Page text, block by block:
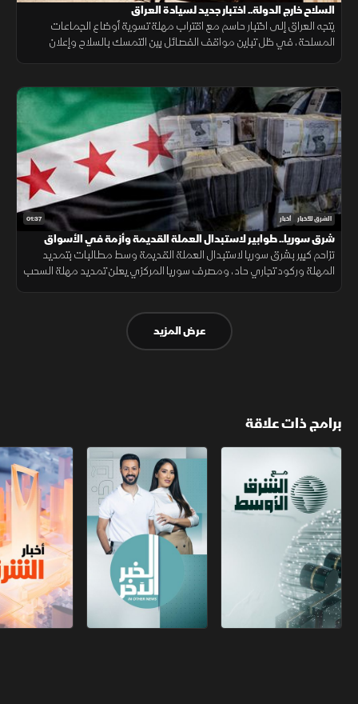
السلاح خارج الدولة.. اختبار جديد لسيادة العراق
يتجه العراق إلى اختبار حاسم مع اقتراب مهلة تسوية أوضاع الجماعات
المسلحة، في ظل تباين مواقف الفصائل بين التمسك بالسلاح وإعلان
01:37 الشرق للأخبار أخبار
شرق سوريا.. طوابير لاستبدال العملة القديمة وأزمة في الأسواق
تزاحم كبير بشرق سوريا لاستبدال العملة القديمة وسط مطالبات بتمديد
المهلة وركود تجاري حاد، ومصرف سوريا المركزي يعلن تمديد مهلة السحب
عرض المزيد
برامج ذات علاقة
مع الشرق الأوسط الخبر الآخر أخبار الشرق